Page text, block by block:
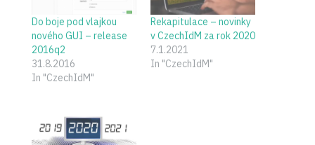
Do boje pod vlajkou
nového GUI – release
2016q2
31.8.2016
In "CzechIdM"
Rekapitulace – novinky
v CzechIdM za rok 2020
7.1.2021
In "CzechIdM"